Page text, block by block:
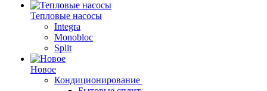
Тепловые насосы
Integra
Monobloc
Split
Новое
Кондиционирование